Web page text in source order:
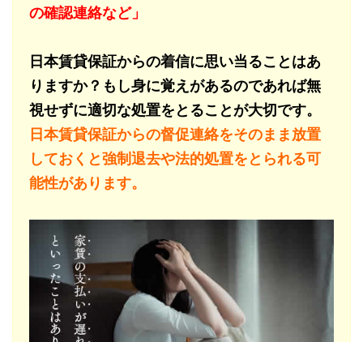
の確認連絡など」
日本賃貸保証からの着信に思い当ることはあ
りますか？もし身に覚えがあるのであれば無
視せずに適切な処置をとることが大切です。
日本賃貸保証からの督促連絡をそのまま放置
しておくと強制退去や法的処置をとられる可
能性があります。